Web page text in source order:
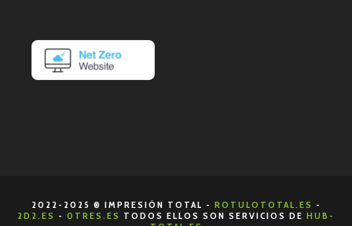
2022-2025 ® IMPRESIÓN TOTAL - ROTULOTOTAL.ES -
2D2.ES - 0TRES.ES TODOS ELLOS SON SERVICIOS DE HUB-